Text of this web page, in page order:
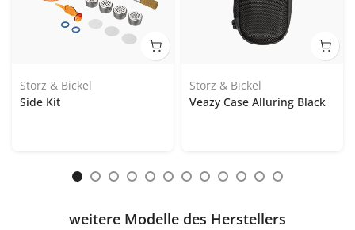
Storz & Bickel
Side Kit
Storz & Bickel
Veazy Case Alluring Black
weitere Modelle des Herstellers